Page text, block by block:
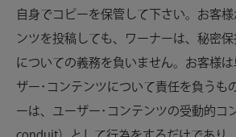
自身でコピーを保管して下さい。お客
ンツを投稿しても、ワーナーは、秘密
についての義務を負いません。お客様
ザー･コンテンツについて責任を負うも
ーは、ユーザー･コンテンツの受動的コ